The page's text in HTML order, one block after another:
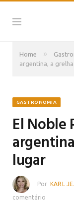
Home »
argentina, a
GASTRONOMIA
El Noble
lugar
Por KARL
comentário